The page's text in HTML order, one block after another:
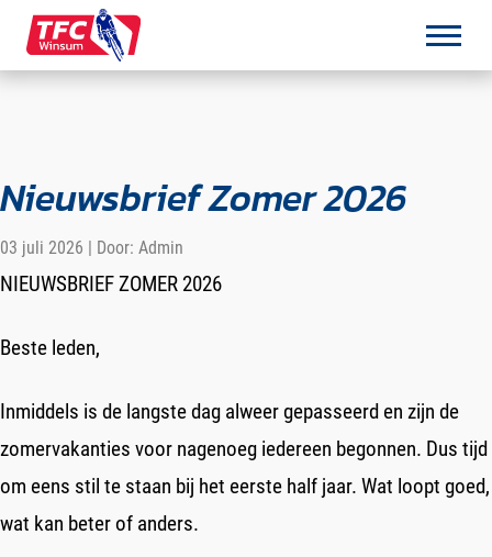
De Club
Lidmaatschap
Nieuws
Nieuwsbrief Zomer 2026
03 juli 2026 | Door: Admin
NIEUWSBRIEF ZOMER 2026
Beste leden,
Inmiddels is de langste dag alweer gepasseerd en zijn de
zomervakanties voor nagenoeg iedereen begonnen. Dus tijd
om eens stil te staan bij het eerste half jaar. Wat loopt goed,
wat kan beter of anders.